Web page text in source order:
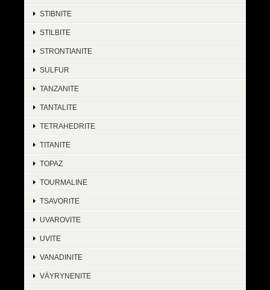
STIBNITE
STILBITE
STRONTIANITE
SULFUR
TANZANITE
TANTALITE
TETRAHEDRITE
TITANITE
TOPAZ
TOURMALINE
TSAVORITE
UVAROVITE
UVITE
VANADINITE
VÄYRYNENITE